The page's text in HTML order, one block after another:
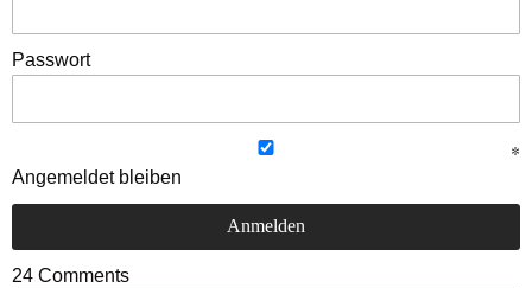
Passwort
Angemeldet bleiben
24 Comments